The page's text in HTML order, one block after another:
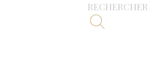
RECHERCHER